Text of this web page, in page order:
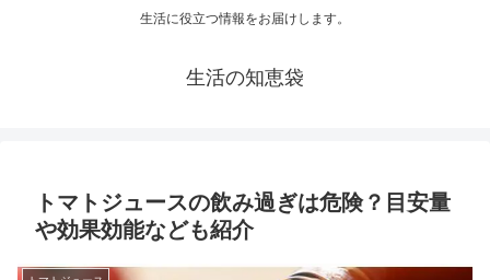
生活に役立つ情報をお届けします。
生活の知恵袋
トマトジュースの飲み過ぎは危険？目安量
や効果効能なども紹介